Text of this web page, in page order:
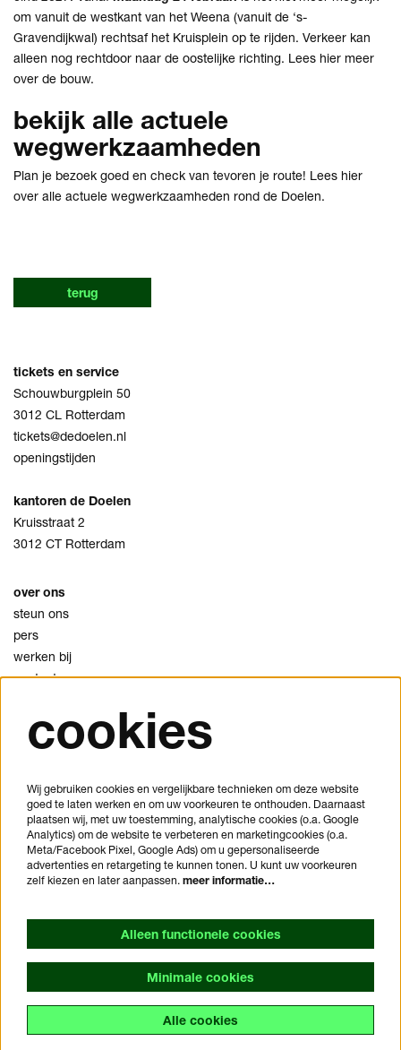
om vanuit de westkant van het Weena (vanuit de ‘s-
Gravendijkwal) rechtsaf het Kruisplein op te rijden. Verkeer kan
alleen nog rechtdoor naar de oostelijke richting. Lees hier meer
over de bouw.
bekijk alle actuele
wegwerkzaamheden
Plan je bezoek goed en check van tevoren je route! Lees hier
over alle actuele wegwerkzaamheden rond de Doelen.
terug
tickets en service
Schouwburgplein 50
3012 CL Rotterdam
tickets@dedoelen.nl
openingstijden
kantoren de Doelen
Kruisstraat 2
3012 CT Rotterdam
over ons
steun ons
pers
werken bij
contact
privacy
cookies
je bezoek plannen
veelgestelde vragen
huisregels
bezoekersvoorwaarden
cookies
Wij gebruiken cookies en vergelijkbare technieken om deze website
goed te laten werken en om uw voorkeuren te onthouden. Daarnaast
plaatsen wij, met uw toestemming, analytische cookies (o.a. Google
Analytics) om de website te verbeteren en marketingcookies (o.a.
Meta/Facebook Pixel, Google Ads) om u gepersonaliseerde
advertenties en retargeting te kunnen tonen. U kunt uw voorkeuren
zelf kiezen en later aanpassen. meer informatie…
Alleen functionele cookies
Minimale cookies
Alle cookies